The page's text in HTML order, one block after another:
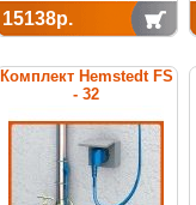
15138р.
Комплект Hemstedt FS
- 32